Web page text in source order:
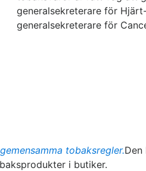
generalsekreterare för
generalsekreterare för
tobaksregler.
i butiker.